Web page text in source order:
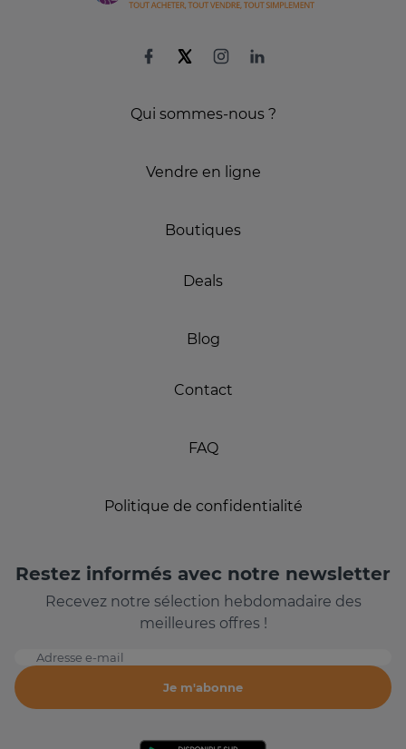
Qui sommes-nous ?
Vendre en ligne
Boutiques
Deals
Blog
Contact
FAQ
Politique de confidentialité
Restez informés avec notre newsletter
Recevez notre sélection hebdomadaire des
meilleures offres !
Adresse e-mail
Je m'abonne